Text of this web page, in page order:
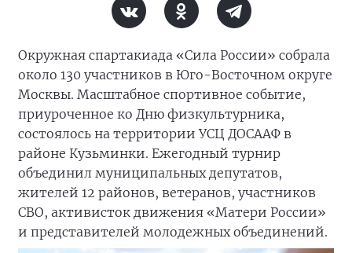
Окружная спартакиада «Сила России» собрала
около 130 участников в Юго-Восточном округе
Москвы. Масштабное спортивное событие,
приуроченное ко Дню физкультурника,
состоялось на территории УСЦ ДОСААФ в
районе Кузьминки. Ежегодный турнир
объединил муниципальных депутатов,
жителей 12 районов, ветеранов, участников
СВО, активисток движения «Матери России»
и представителей молодежных объединений.